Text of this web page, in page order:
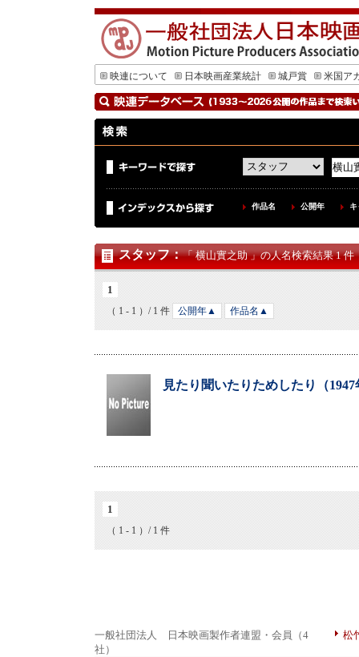
映連について 日本映画産業統計 城戸賞 米国ア
作品名 公開年
スタッフ：「 横山實之助 」の人名検索結果 1 件
1
（ 1 - 1 ）/ 1 件 公開年▲ 作品名▲
見たり聞いたりためしたり（1947
1
（ 1 - 1 ）/ 1 件
一般社団法人 日本映画製作者連盟・会員（4
社）
松